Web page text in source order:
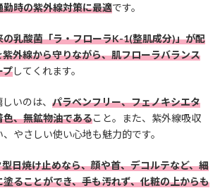
時の紫外線対策に最適です。
の乳酸菌「ラ・フローラK-1(整肌成分)」が配
外線から守りながら、肌フローラバランス
プしてくれます。
いのは、 パラベンフリー、フェノキシエタ
、無鉱物油であること。また、紫外線吸収
やさしい使い心地も魅力的です。
日焼け止めなら、顔や首、デコルテなど、細
ることができ、手も汚れず、化粧の上からも